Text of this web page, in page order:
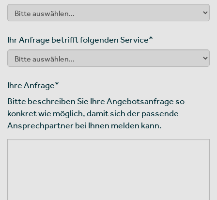
Ihr Anfrage betrifft folgenden Service*
Ihre Anfrage*
Bitte beschreiben Sie Ihre Angebotsanfrage so
konkret wie möglich, damit sich der passende
Ansprechpartner bei Ihnen melden kann.